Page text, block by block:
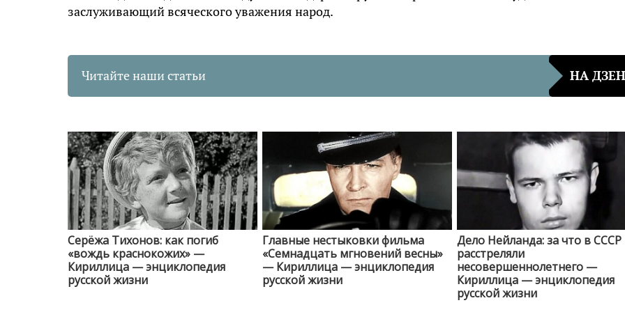
заслуживающий всяческого уважения народ.
Читайте наши статьи НА ДЗЕН
Серёжа Тихонов: как погиб
«вождь краснокожих» —
Кириллица — энциклопедия
русской жизни
Главные нестыковки фильма
«Семнадцать мгновений весны»
— Кириллица — энциклопедия
русской жизни
Дело Нейланда: за что в СССР
расстреляли
несовершеннолетнего —
Кириллица — энциклопедия
русской жизни